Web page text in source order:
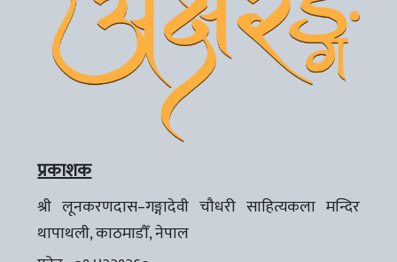
प्रकाशक
श्री लूनकरणदास–गङ्गादेवी चौधरी साहित्यकला मन्दिर
थापाथली, काठमाडौँ, नेपाल